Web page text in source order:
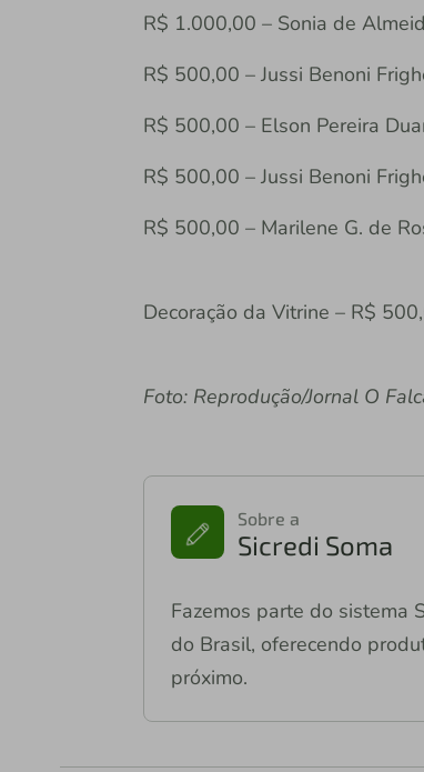
R$ 1.000,00 – Sonia de
R$ 500,00 – Jussi Benoni
R$ 500,00 – Elson Pereira
R$ 500,00 – Jussi Benoni
R$ 500,00 – Marilene G. de
Decoração da Vitrine – R$
Foto: Reprodução/Jornal O
Sobre a
Sicredi Soma
Fazemos parte do sistema
do Brasil, oferecendo
próximo.